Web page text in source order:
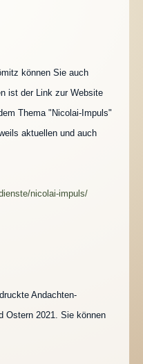
können Sie auch
ist der Link zur Website
Thema "Nicolai-Impuls"
aktuellen und auch
nicolai-impuls/
Andachten-
Ostern 2021. Sie können